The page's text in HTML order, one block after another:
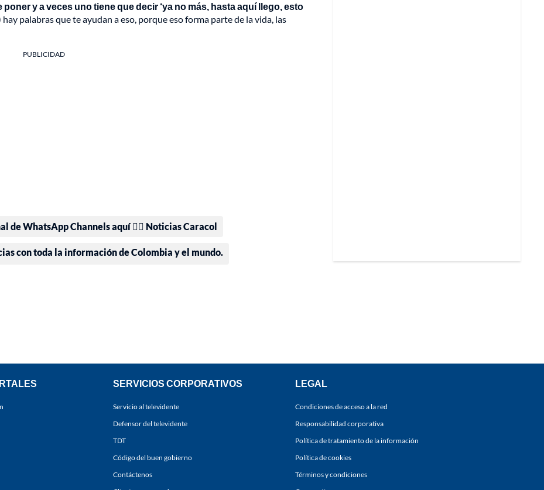
y a veces uno tiene que decir ‘ya no más, hasta aquí llego, esto
palabras que te ayudan a eso, porque eso forma parte de la vida, las
PUBLICIDAD
de WhatsApp Channels aquí 👉🏻 Noticias Caracol
con toda la información de Colombia y el mundo.
SERVICIOS CORPORATIVOS
Servicio al televidente
Defensor del televidente
TDT
Código del buen gobierno
Contáctenos
LEGAL
Condiciones de acceso a la red
Responsabilidad corporativa
Política de tratamiento de la información
Política de cookies
Términos y condiciones